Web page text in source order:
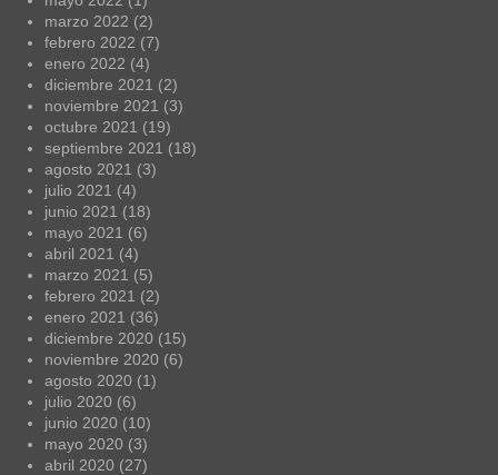
marzo 2022 (2)
febrero 2022 (7)
enero 2022 (4)
diciembre 2021 (2)
noviembre 2021 (3)
octubre 2021 (19)
septiembre 2021 (18)
agosto 2021 (3)
julio 2021 (4)
junio 2021 (18)
mayo 2021 (6)
abril 2021 (4)
marzo 2021 (5)
febrero 2021 (2)
enero 2021 (36)
diciembre 2020 (15)
noviembre 2020 (6)
agosto 2020 (1)
julio 2020 (6)
junio 2020 (10)
mayo 2020 (3)
abril 2020 (27)